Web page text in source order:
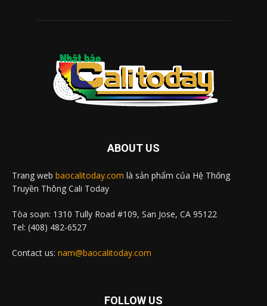
ABOUT US
Trang web baocalitoday.com là sản phẩm của Hệ Thống
Truyền Thông Cali Today
Tòa soạn: 1310 Tully Road #109, San Jose, CA 95122
Tel: (408) 482-6527
Contact us: nam@baocalitoday.com
FOLLOW US